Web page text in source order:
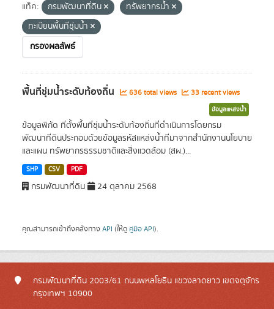
แท็ค: กรมพัฒนาที่ดิน
ทรัพยากรน้ำ
ทะเบียนพื้นที่ชุ่มน้ำ
กรองผลลัพธ์
พื้นที่ชุ่มน้ำระดับท้องถิ่น 636 total views 33 recent views
ข้อมูลแหล่งน้ำ
ข้อมูลพิกัด ที่ตั้งพื้นที่ชุ่มน้ำระดับท้องถิ่นที่ดำเนินการโดยกรม
พัฒนาที่ดินประกอบด้วยข้อมูลรหัสแหล่งน้ำที่มาจากสำนักงานนโยบาย
และแผน ทรัพยากรธรรมชาติและสิ่งแวดล้อม (สผ.)...
SHP CSV PDF
กรมพัฒนาที่ดิน 24 ตุลาคม 2568
คุณสามารถเข้าถึงคลังทาง API (ให้ดู คู่มือ API).
กรมพัฒนาที่ดิน 2003/61 ถนนพหลโยธิน แขวงลาดยาว เขตจตุจักร
กรุงเทพฯ 10900